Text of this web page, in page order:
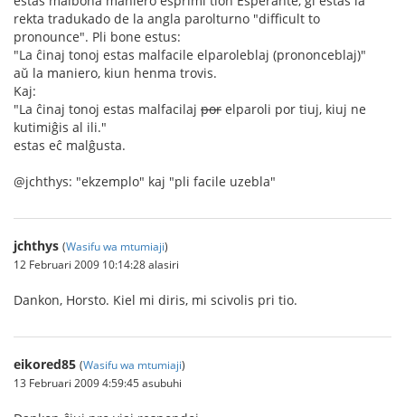
rekta tradukado de la angla parolturno "difficult to
pronounce". Pli bone estus:
"La ĉinaj tonoj estas malfacile elparoleblaj (prononceblaj)"
aŭ la maniero, kiun henma trovis.
Kaj:
"La ĉinaj tonoj estas malfacilaj por elparoli por tiuj, kiuj ne
kutimiĝis al ili."
estas eĉ malĝusta.
@jchthys: "ekzemplo" kaj "pli facile uzebla"
jchthys (Wasifu wa mtumiaji)
12 Februari 2009 10:14:28 alasiri
Dankon, Horsto. Kiel mi diris, mi scivolis pri tio.
eikored85 (Wasifu wa mtumiaji)
13 Februari 2009 4:59:45 asubuhi